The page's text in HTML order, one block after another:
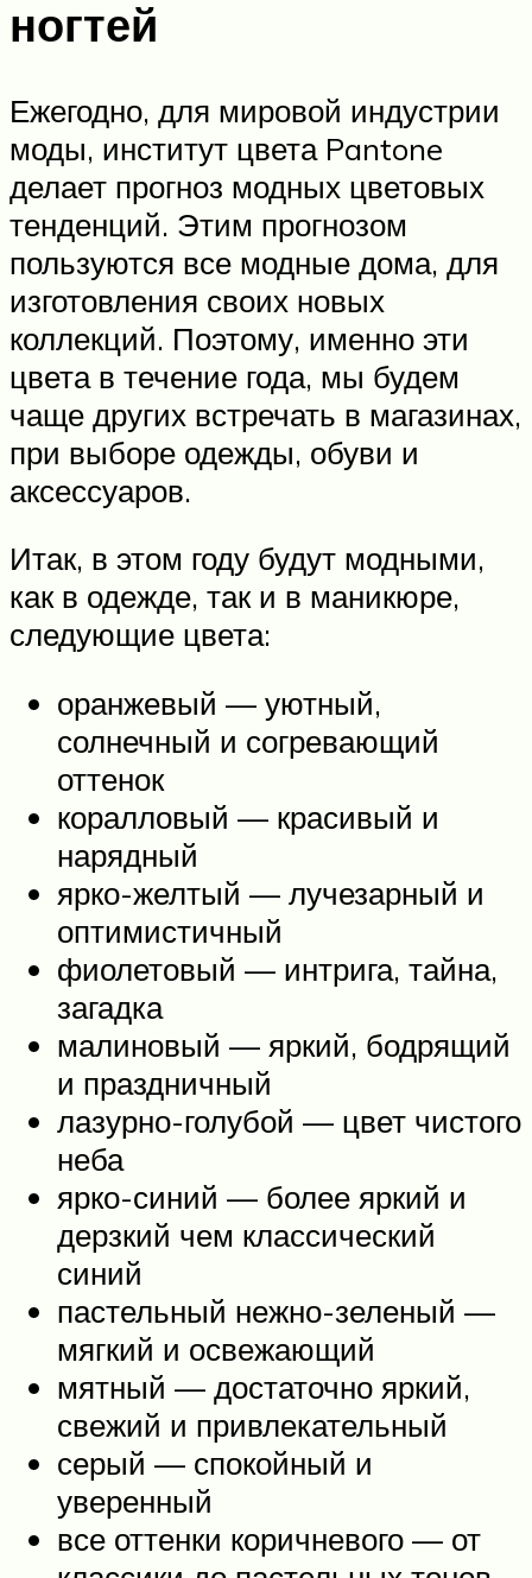
ногтей
Ежегодно, для мировой индустрии
моды, институт цвета Pantone
делает прогноз модных цветовых
тенденций. Этим прогнозом
пользуются все модные дома, для
изготовления своих новых
коллекций. Поэтому, именно эти
цвета в течение года, мы будем
чаще других встречать в магазинах,
при выборе одежды, обуви и
аксессуаров.
Итак, в этом году будут модными,
как в одежде, так и в маникюре,
следующие цвета:
оранжевый — уютный,
солнечный и согревающий
оттенок
коралловый — красивый и
нарядный
ярко-желтый — лучезарный и
оптимистичный
фиолетовый — интрига, тайна,
загадка
малиновый — яркий, бодрящий
и праздничный
лазурно-голубой — цвет чистого
неба
ярко-синий — более яркий и
дерзкий чем классический
синий
пастельный нежно-зеленый —
мягкий и освежающий
мятный — достаточно яркий,
свежий и привлекательный
серый — спокойный и
уверенный
все оттенки коричневого — от